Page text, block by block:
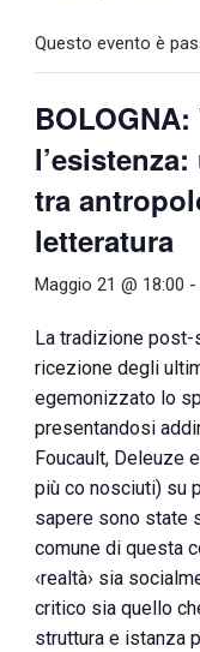
Questo evento è
tra
letteratura
Maggio 21 @ 18:00
La tradizione post-
ricezione degli
egemonizzato lo
presentandosi
Foucault, Deleuze
più co nosciuti) su
sapere sono state
comune di questa
‹realtà› sia
critico sia quello
struttura e istanza